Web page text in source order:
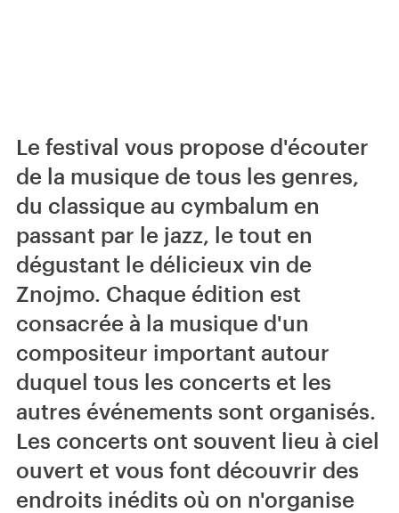
Le festival vous propose d'écouter
de la musique de tous les genres,
du classique au cymbalum en
passant par le jazz, le tout en
dégustant le délicieux vin de
Znojmo. Chaque édition est
consacrée à la musique d'un
compositeur important autour
duquel tous les concerts et les
autres événements sont organisés.
Les concerts ont souvent lieu à ciel
ouvert et vous font découvrir des
endroits inédits où on n'organise